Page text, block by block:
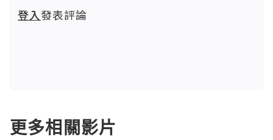
登入發表評論
更多相關影片